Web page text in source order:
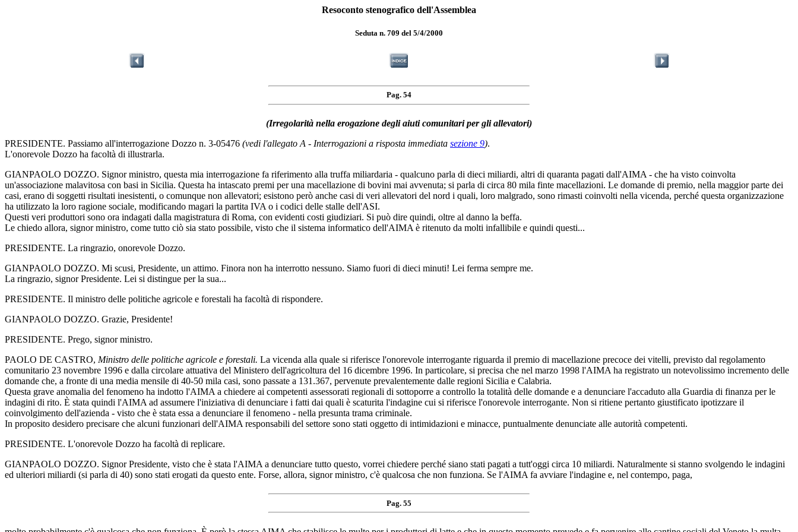
Resoconto stenografico dell'Assemblea
Seduta n. 709 del 5/4/2000
Pag. 54
(Irregolarità nella erogazione degli aiuti comunitari per gli allevatori)
PRESIDENTE. Passiamo all'interrogazione Dozzo n. 3-05476 (vedi l'allegato A - Interrogazioni a risposta immediata sezione 9).
L'onorevole Dozzo ha facoltà di illustrarla.
GIANPAOLO DOZZO. Signor ministro, questa mia interrogazione fa riferimento alla truffa miliardaria - qualcuno parla di dieci miliardi, altri di quaranta pagati dall'AIMA - che ha visto coinvolta
un'associazione malavitosa con basi in Sicilia. Questa ha intascato premi per una macellazione di bovini mai avvenuta; si parla di circa 80 mila finte macellazioni. Le domande di premio, nella maggior parte dei
casi, erano di soggetti risultati inesistenti, o comunque non allevatori; esistono però anche casi di veri allevatori del nord i quali, loro malgrado, sono rimasti coinvolti nella vicenda, perché questa organizzazione
ha utilizzato la loro ragione sociale, modificando magari la partita IVA o i codici delle stalle dell'ASI.
Questi veri produttori sono ora indagati dalla magistratura di Roma, con evidenti costi giudiziari. Si può dire quindi, oltre al danno la beffa.
Le chiedo allora, signor ministro, come tutto ciò sia stato possibile, visto che il sistema informatico dell'AIMA è ritenuto da molti infallibile e quindi questi...
PRESIDENTE. La ringrazio, onorevole Dozzo.
GIANPAOLO DOZZO. Mi scusi, Presidente, un attimo. Finora non ha interrotto nessuno. Siamo fuori di dieci minuti! Lei ferma sempre me.
La ringrazio, signor Presidente. Lei si distingue per la sua...
PRESIDENTE. Il ministro delle politiche agricole e forestali ha facoltà di rispondere.
GIANPAOLO DOZZO. Grazie, Presidente!
PRESIDENTE. Prego, signor ministro.
PAOLO DE CASTRO, Ministro delle politiche agricole e forestali. La vicenda alla quale si riferisce l'onorevole interrogante riguarda il premio di macellazione precoce dei vitelli, previsto dal regolamento
comunitario 23 novembre 1996 e dalla circolare attuativa del Ministero dell'agricoltura del 16 dicembre 1996. In particolare, si precisa che nel marzo 1998 l'AIMA ha registrato un notevolissimo incremento delle
domande che, a fronte di una media mensile di 40-50 mila casi, sono passate a 131.367, pervenute prevalentemente dalle regioni Sicilia e Calabria.
Questa grave anomalia del fenomeno ha indotto l'AIMA a chiedere ai competenti assessorati regionali di sottoporre a controllo la totalità delle domande e a denunciare l'accaduto alla Guardia di finanza per le
indagini di rito. È stata quindi l'AIMA ad assumere l'iniziativa di denunciare i fatti dai quali è scaturita l'indagine cui si riferisce l'onorevole interrogante. Non si ritiene pertanto giustificato ipotizzare il
coinvolgimento dell'azienda - visto che è stata essa a denunciare il fenomeno - nella presunta trama criminale.
In proposito desidero precisare che alcuni funzionari dell'AIMA responsabili del settore sono stati oggetto di intimidazioni e minacce, puntualmente denunciate alle autorità competenti.
PRESIDENTE. L'onorevole Dozzo ha facoltà di replicare.
GIANPAOLO DOZZO. Signor Presidente, visto che è stata l'AIMA a denunciare tutto questo, vorrei chiedere perché siano stati pagati a tutt'oggi circa 10 miliardi. Naturalmente si stanno svolgendo le indagini
ed ulteriori miliardi (si parla di 40) sono stati erogati da questo ente. Forse, allora, signor ministro, c'è qualcosa che non funziona. Se l'AIMA fa avviare l'indagine e, nel contempo, paga,
Pag. 55